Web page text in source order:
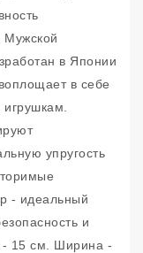
Мужской
в Японии
в себе
упругость
- идеальный
и
- 15 см. Ширина -